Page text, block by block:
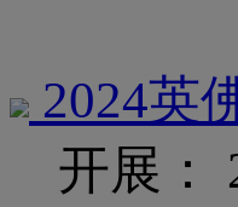
2024英
开展：